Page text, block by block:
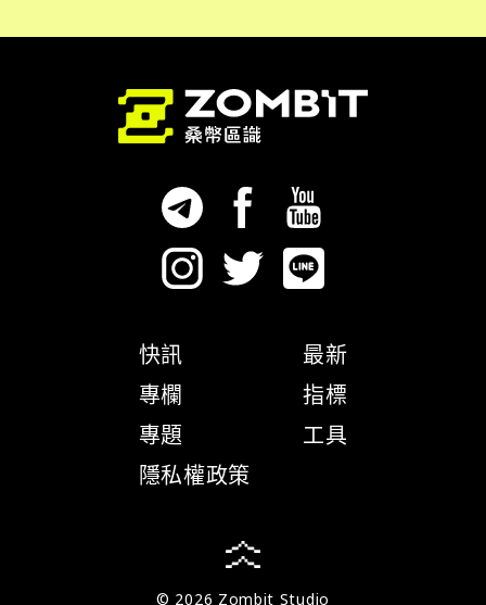
快訊
專欄
專題
隱私權政策
最新
指標
工具
© 2026 Zombit Studio